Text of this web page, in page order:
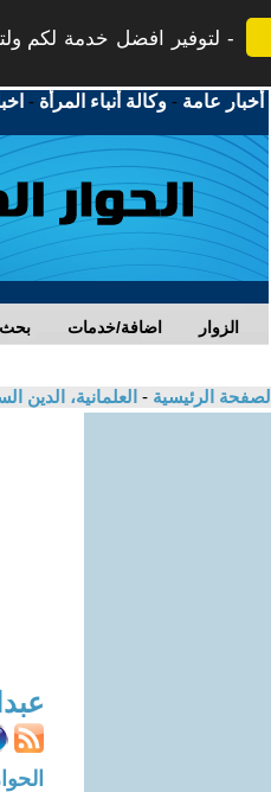
لتوفير افضل خدمة لكم
أخبار عامة -وكالة أنباء المرأة -
اضافة/خدمات الزوار
الصفحة الرئيسية - العلمانية، الدين
الحوار